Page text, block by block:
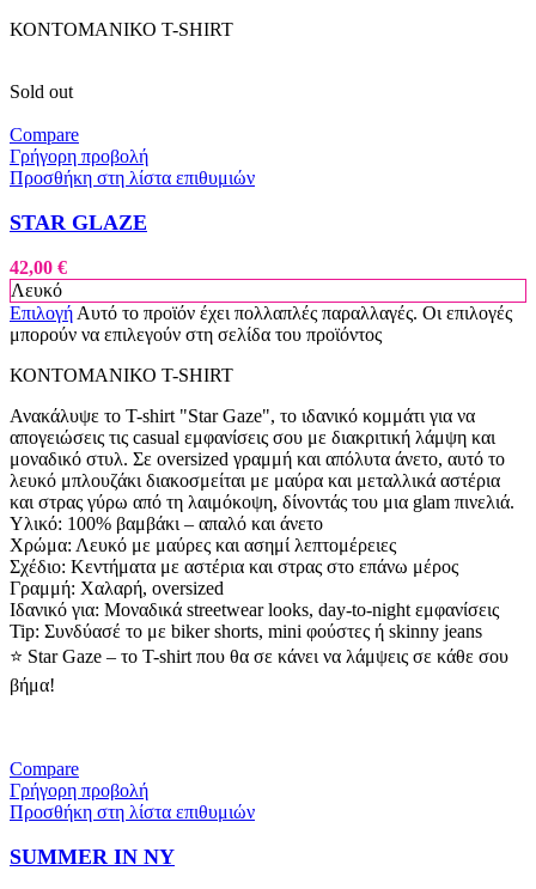
ΚΟΝΤΟΜΑΝΙΚΟ T-SHIRT
Sold out
Compare
Γρήγορη προβολή
Προσθήκη στη λίστα επιθυμιών
STAR GLAZE
42,00 €
Λευκό
Επιλογή Αυτό το προϊόν έχει πολλαπλές παραλλαγές. Οι επιλογές
μπορούν να επιλεγούν στη σελίδα του προϊόντος
ΚΟΝΤΟΜΑΝΙΚΟ T-SHIRT
Ανακάλυψε το T-shirt "Star Gaze", το ιδανικό κομμάτι για να
απογειώσεις τις casual εμφανίσεις σου με διακριτική λάμψη και
μοναδικό στυλ. Σε oversized γραμμή και απόλυτα άνετο, αυτό το
λευκό μπλουζάκι διακοσμείται με μαύρα και μεταλλικά αστέρια
και στρας γύρω από τη λαιμόκοψη, δίνοντάς του μια glam πινελιά.
Υλικό: 100% βαμβάκι – απαλό και άνετο
Χρώμα: Λευκό με μαύρες και ασημί λεπτομέρειες
Σχέδιο: Κεντήματα με αστέρια και στρας στο επάνω μέρος
Γραμμή: Χαλαρή, oversized
Ιδανικό για: Μοναδικά streetwear looks, day-to-night εμφανίσεις
Tip: Συνδύασέ το με biker shorts, mini φούστες ή skinny jeans
⭐ Star Gaze – το T-shirt που θα σε κάνει να λάμψεις σε κάθε σου
βήμα!
Compare
Γρήγορη προβολή
Προσθήκη στη λίστα επιθυμιών
SUMMER IN NY